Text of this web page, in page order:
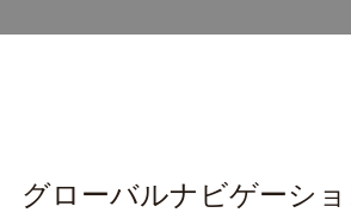
グローバルナビゲーショ